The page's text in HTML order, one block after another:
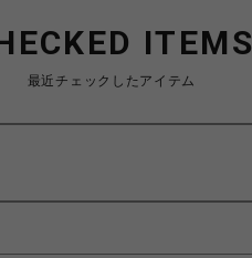
ITEMS
最近チェックしたアイテム